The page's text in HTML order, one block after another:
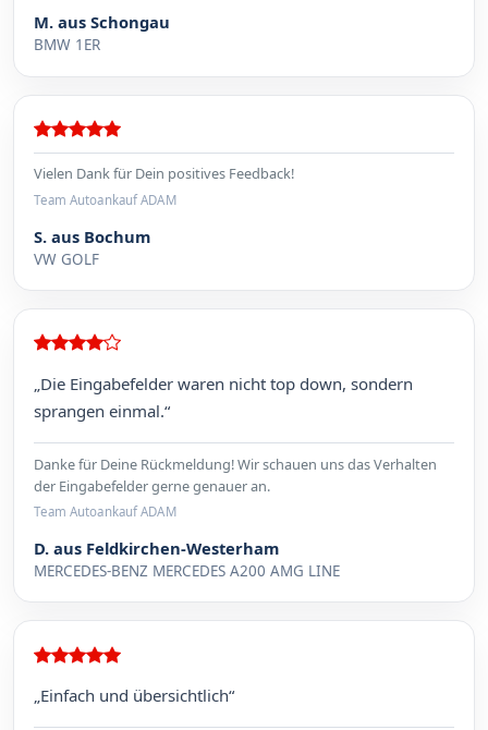
M. aus Schongau
BMW 1ER
Vielen Dank für Dein positives Feedback!
Team Autoankauf ADAM
S. aus Bochum
VW GOLF
„Die Eingabefelder waren nicht top down, sondern
sprangen einmal.“
Danke für Deine Rückmeldung! Wir schauen uns das Verhalten
der Eingabefelder gerne genauer an.
Team Autoankauf ADAM
D. aus Feldkirchen-Westerham
MERCEDES-BENZ MERCEDES A200 AMG LINE
„Einfach und übersichtlich“